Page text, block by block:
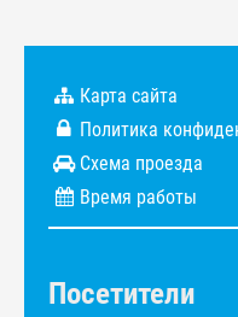
Карта сайта
Политика
Схема проезда
Время работы
Посетители